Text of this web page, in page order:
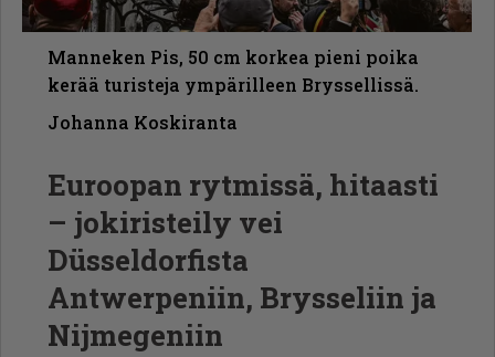
Manneken Pis, 50 cm korkea pieni poika
kerää turisteja ympärilleen Bryssellissä.
Johanna Koskiranta
Euroopan rytmissä, hitaasti
– jokiristeily vei
Düsseldorfista
Antwerpeniin, Brysseliin ja
Nijmegeniin